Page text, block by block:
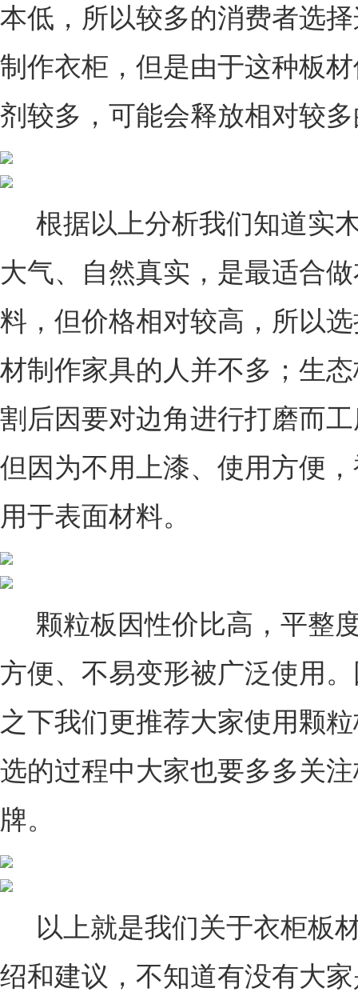
本低，所以较多的消费者选
制作衣柜，但是由于这种板
剂较多，可能会释放相对较
根据以上分析我们知道实
大气、自然真实，是最适合
料，但价格相对较高，所以
材制作家具的人并不多；生
割后因要对边角进行打磨而
但因为不用上漆、使用方便
用于表面材料。
颗粒板因性价比高，平整
方便、不易变形被广泛使用
之下我们更推荐大家使用颗
选的过程中大家也要多多关
牌。
以上就是我们关于衣柜板
绍和建议，不知道有没有大